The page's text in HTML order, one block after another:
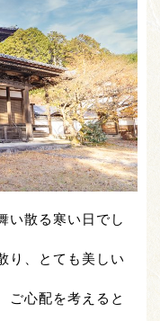
い散る寒い日でし
り、とても美しい
ご心配を考えると